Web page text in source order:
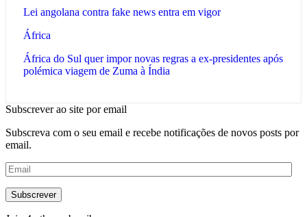
Lei angolana contra fake news entra em vigor
África
África do Sul quer impor novas regras a ex-presidentes após
polémica viagem de Zuma à Índia
Subscrever ao site por email
Subscreva com o seu email e recebe notificações de novos posts por
email.
Email
Subscrever